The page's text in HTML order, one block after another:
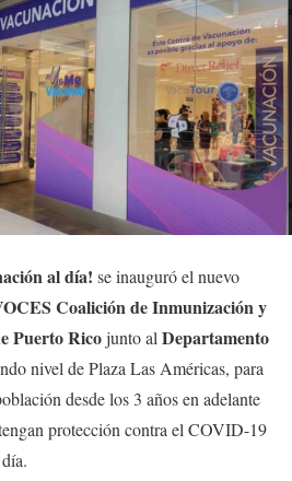
al día! se inauguró el nuevo
Coalición de Inmunización y
Puerto Ricojunto al Departamento
nivel de Plaza Las Américas, para
desde los 3 años en adelante
protección contra el COVID-19